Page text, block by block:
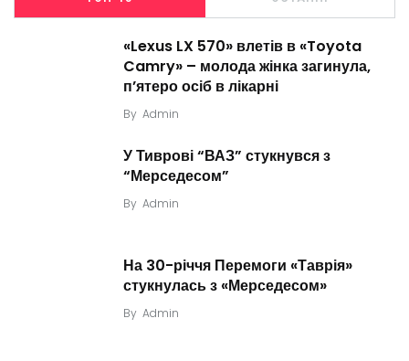
«Lexus LX 570» влетів в «Toyota
Camry» – молода жінка загинула,
п’ятеро осіб в лікарні
By Admin
У Тиврові “ВАЗ” стукнувся з
“Мерседесом”
By Admin
На 30-річчя Перемоги «Таврія»
стукнулась з «Мерседесом»
By Admin